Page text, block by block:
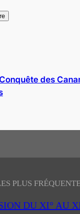
Conquête des
PLUS
DU XI° AU